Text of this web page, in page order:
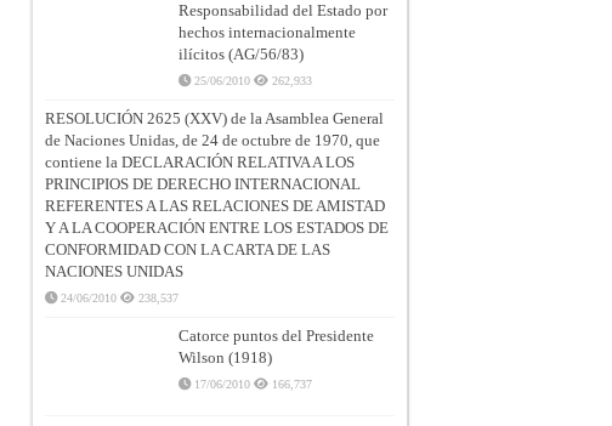
Responsabilidad del Estado por
hechos internacionalmente
ilícitos (AG/56/83)
25/06/2010 262,933
RESOLUCIÓN 2625 (XXV) de la Asamblea General
de Naciones Unidas, de 24 de octubre de 1970, que
contiene la DECLARACIÓN RELATIVA A LOS
PRINCIPIOS DE DERECHO INTERNACIONAL
REFERENTES A LAS RELACIONES DE AMISTAD
Y A LA COOPERACIÓN ENTRE LOS ESTADOS DE
CONFORMIDAD CON LA CARTA DE LAS
NACIONES UNIDAS
24/06/2010 238,537
Catorce puntos del Presidente
Wilson (1918)
17/06/2010 166,737